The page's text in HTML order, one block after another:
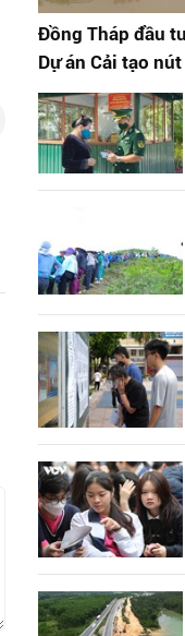
Đồng Tháp đầu
Dự án Cải tạo